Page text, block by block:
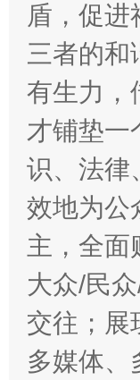
盾，促
三者的和
有生力，
才铺垫一
识、法律
效地为公
主，全面
大众/民
交往；展
多媒体、